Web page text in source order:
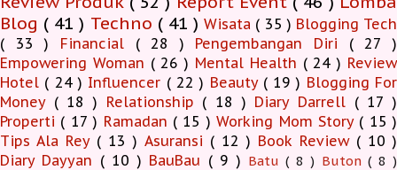
Blog ( 41 ) Techno ( 41 ) Wisata ( 35 ) Blogging Tech
( 33 )
Financial ( 28 ) Pengembangan Diri ( 27 )
Empowering Woman ( 26 ) Mental Health ( 24 ) Review
Hotel ( 24 ) Influencer ( 22 ) Beauty ( 19 ) Blogging For
Money ( 18 ) Relationship ( 18 ) Diary Darrell ( 17 )
Properti ( 17 ) Ramadan ( 15 ) Working Mom Story ( 15 )
Tips Ala Rey ( 13 ) Asuransi ( 12 ) Book Review ( 10 )
Diary Dayyan ( 10 ) BauBau ( 9 ) Batu( 8 ) Buton( 8 )